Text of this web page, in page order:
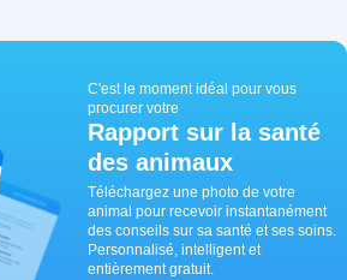
C'est le moment idéal pour vous
procurer votre
Rapport sur la santé
des animaux
Téléchargez une photo de votre
animal pour recevoir instantanément
des conseils sur sa santé et ses soins.
Personnalisé, intelligent et
entièrement gratuit.